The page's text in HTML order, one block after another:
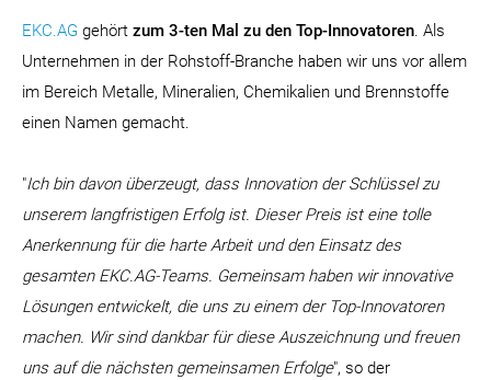
EKC.AG gehört zum 3-ten Mal zu den Top-Innovatoren. Als
Unternehmen in der Rohstoff-Branche haben wir uns vor allem
im Bereich Metalle, Mineralien, Chemikalien und Brennstoffe
einen Namen gemacht.
"Ich bin davon überzeugt, dass Innovation der Schlüssel zu
unserem langfristigen Erfolg ist. Dieser Preis ist eine tolle
Anerkennung für die harte Arbeit und den Einsatz des
gesamten EKC.AG-Teams. Gemeinsam haben wir innovative
Lösungen entwickelt, die uns zu einem der Top-Innovatoren
machen. Wir sind dankbar für diese Auszeichnung und freuen
uns auf die nächsten gemeinsamen Erfolge", so der